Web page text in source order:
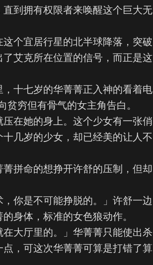
到拥有权限者来唤醒这个巨大无
个宜居行星的北半球降落，突破
艾克所在位置的信号，而正是这
十七岁的华菁菁正入神的看着电
穷但有骨气的女主角告白。
在她的身上。这个少女有一张俏
几岁的少女，却已经美的让人不
菁拼命的想挣开许舒的压制，但却
你是不可能挣脱的。」许舒一边
身体，标准的女色狼动作。
在大厅里的。」华菁菁只能使出杀
，可这次华菁菁可算是打错了算